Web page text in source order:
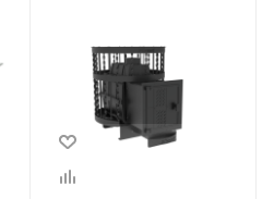
Глубина, мм
Высота, мм
660
Материал